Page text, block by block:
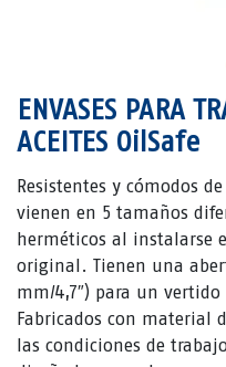
ENVASES PARA
ACEITES OilSafe
Resistentes y cómodos
vienen en 5 tamaños
herméticos al instalarse
original. Tienen una
mm/4,7″) para un
Fabricados con material
las condiciones de